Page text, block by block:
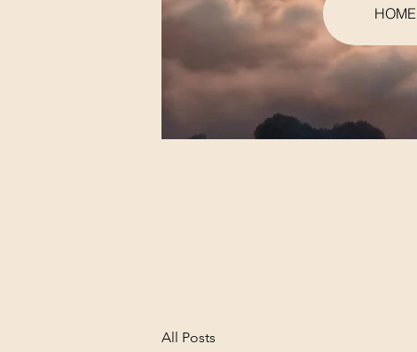
HOME
All Posts